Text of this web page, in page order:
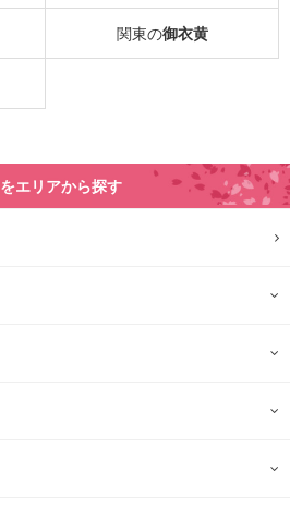
関東の御衣黄
エリアから探す